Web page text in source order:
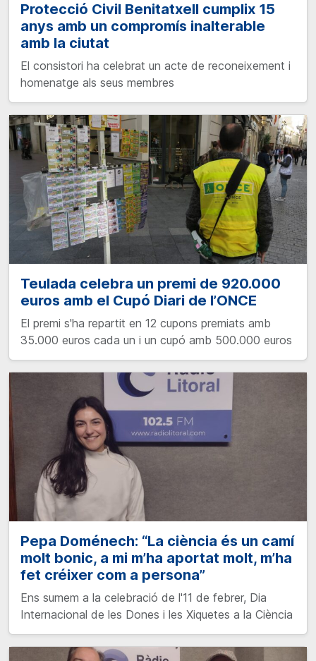
Protecció Civil Benitatxell cumplix 15
anys amb un compromís inalterable
amb la ciutat
El consistori ha celebrat un acte de reconeixement i
homenatge als seus membres
Teulada celebra un premi de 920.000
euros amb el Cupó Diari de l’ONCE
El premi s'ha repartit en 12 cupons premiats amb
35.000 euros cada un i un cupó amb 500.000 euros
Pepa Doménech: “La ciència és un camí
molt bonic, a mi m’ha aportat molt, m’ha
fet créixer com a persona”
Ens sumem a la celebració de l'11 de febrer, Dia
Internacional de les Dones i les Xiquetes a la Ciència